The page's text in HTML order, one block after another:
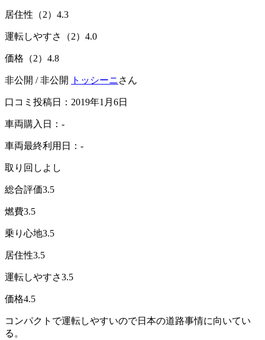
居住性（2） 4.3
運転しやすさ（2） 4.0
価格（2） 4.8
非公開 / 非公開 トッシーニさん
口コミ投稿日：2019年1月6日
車両購入日：-
車両最終利用日：-
取り回しよし
総合評価3.5
燃費3.5
乗り心地3.5
居住性3.5
運転しやすさ3.5
価格4.5
コンパクトで運転しやすいので日本の道路事情に向いてい
る。